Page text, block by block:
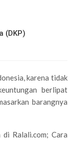
(DKP)
karena tidak
berlipat
barangnya
Ralali.com; Cara